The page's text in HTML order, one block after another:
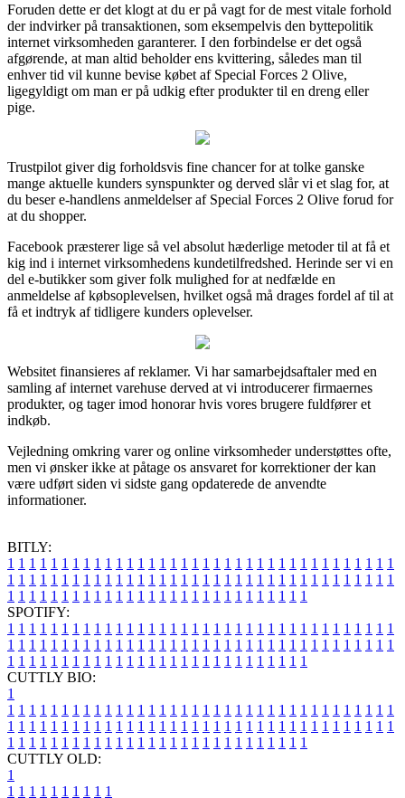
Foruden dette er det klogt at du er på vagt for de mest vitale forhold
der indvirker på transaktionen, som eksempelvis den byttepolitik
internet virksomheden garanterer. I den forbindelse er det også
afgørende, at man altid beholder ens kvittering, således man til
enhver tid vil kunne bevise købet af Special Forces 2 Olive,
ligegyldigt om man er på udkig efter produkter til en dreng eller
pige.
Trustpilot giver dig forholdsvis fine chancer for at tolke ganske
mange aktuelle kunders synspunkter og derved slår vi et slag for, at
du beser e-handlens anmeldelser af Special Forces 2 Olive forud for
at du shopper.
Facebook præsterer lige så vel absolut hæderlige metoder til at få et
kig ind i internet virksomhedens kundetilfredshed. Herinde ser vi en
del e-butikker som giver folk mulighed for at nedfælde en
anmeldelse af købsoplevelsen, hvilket også må drages fordel af til at
få et indtryk af tidligere kunders oplevelser.
Websitet finansieres af reklamer. Vi har samarbejdsaftaler med en
samling af internet varehuse derved at vi introducerer firmaernes
produkter, og tager imod honorar hvis vores brugere fuldfører et
indkøb.
Vejledning omkring varer og online virksomheder understøttes ofte,
men vi ønsker ikke at påtage os ansvaret for korrektioner der kan
være udført siden vi sidste gang opdaterede de anvendte
informationer.
BITLY:
1 1 1 1 1 1 1 1 1 1 1 1 1 1 1 1 1 1 1 1 1 1 1 1 1 1 1 1 1 1 1 1 1 1 1 1
1 1 1 1 1 1 1 1 1 1 1 1 1 1 1 1 1 1 1 1 1 1 1 1 1 1 1 1 1 1 1 1 1 1 1 1
1 1 1 1 1 1 1 1 1 1 1 1 1 1 1 1 1 1 1 1 1 1 1 1 1 1 1 1
SPOTIFY:
1 1 1 1 1 1 1 1 1 1 1 1 1 1 1 1 1 1 1 1 1 1 1 1 1 1 1 1 1 1 1 1 1 1 1 1
1 1 1 1 1 1 1 1 1 1 1 1 1 1 1 1 1 1 1 1 1 1 1 1 1 1 1 1 1 1 1 1 1 1 1 1
1 1 1 1 1 1 1 1 1 1 1 1 1 1 1 1 1 1 1 1 1 1 1 1 1 1 1 1
CUTTLY BIO:
1
1 1 1 1 1 1 1 1 1 1 1 1 1 1 1 1 1 1 1 1 1 1 1 1 1 1 1 1 1 1 1 1 1 1 1 1
1 1 1 1 1 1 1 1 1 1 1 1 1 1 1 1 1 1 1 1 1 1 1 1 1 1 1 1 1 1 1 1 1 1 1 1
1 1 1 1 1 1 1 1 1 1 1 1 1 1 1 1 1 1 1 1 1 1 1 1 1 1 1 1
CUTTLY OLD:
1
1 1 1 1 1 1 1 1 1 1